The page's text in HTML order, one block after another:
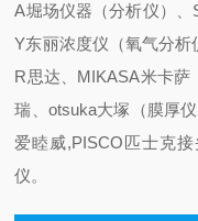
A堀场仪器（分析仪）
Y东丽浓度仪（氧气分
R思达、MIKASA米卡萨
瑞、otsuka大塚（膜厚
爱睦威,PISCO匹士克
仪。